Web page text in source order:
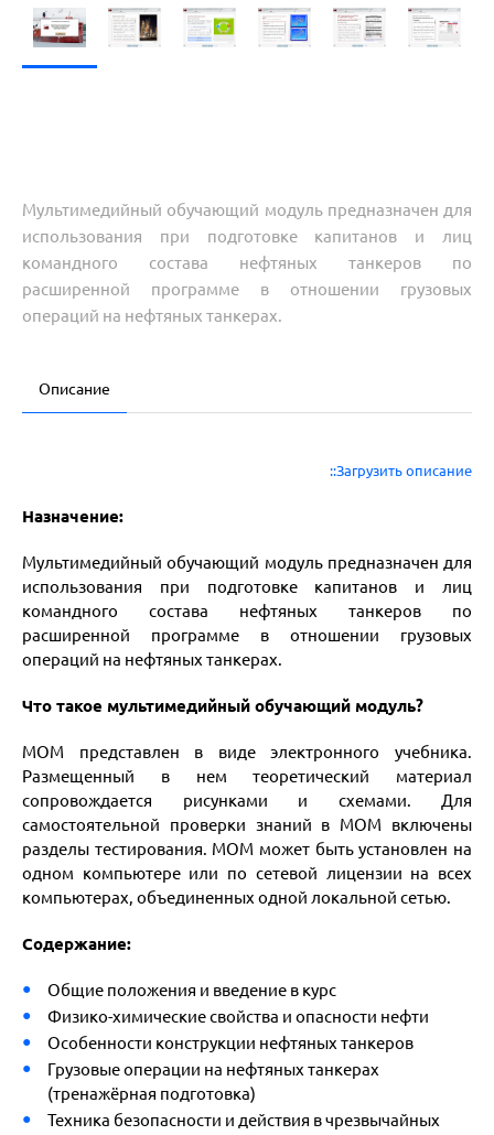
Мультимедийный обучающий модуль предназначен для
использования при подготовке капитанов и лиц
командного состава нефтяных танкеров по
расширенной программе в отношении грузовых
операций на нефтяных танкерах.
Описание
::Загрузить описание
Назначение:
Мультимедийный обучающий модуль предназначен для
использования при подготовке капитанов и лиц
командного состава нефтяных танкеров по
расширенной программе в отношении грузовых
операций на нефтяных танкерах.
Что такое мультимедийный обучающий модуль?
МОМ представлен в виде электронного учебника.
Размещенный в нем теоретический материал
сопровождается рисунками и схемами. Для
самостоятельной проверки знаний в МОМ включены
разделы тестирования. МОМ может быть установлен на
одном компьютере или по сетевой лицензии на всех
компьютерах, объединенных одной локальной сетью.
Содержание:
Общие положения и введение в курс
Физико-химические свойства и опасности нефти
Особенности конструкции нефтяных танкеров
Грузовые операции на нефтяных танкерах
(тренажёрная подготовка)
Техника безопасности и действия в чрезвычайных